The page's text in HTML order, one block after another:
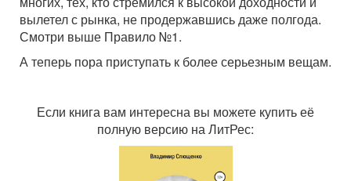
вылетел с рынка, не продержавшись даже полгода.
Смотри выше Правило №1.
А теперь пора приступать к более серьезным вещам.
Если книга вам интересна вы можете купить её
полную версию на ЛитРес: